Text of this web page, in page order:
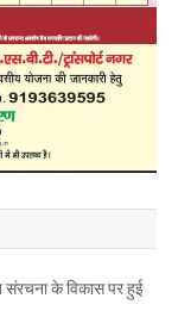
संरचना के विकास पर हुई